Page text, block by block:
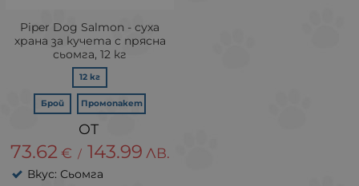
Piper Dog Salmon - суха
храна за кучета с пряснa
сьомга, 12 кг
12 кг
Брой Промопакет
73.62 € / 143.99 ЛВ.
Вкус: Сьомга